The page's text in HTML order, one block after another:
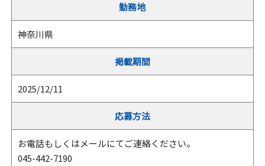
勤務地
神奈川県
掲載期間
2025/12/11
応募方法
お電話もしくはメールにてご連絡ください。
045-442-7190